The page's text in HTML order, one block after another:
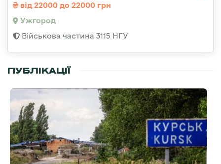
від 22000 до 22000 грн
Ужгород
Військова частина 3115 НГУ
ПУБЛІКАЦІЇ